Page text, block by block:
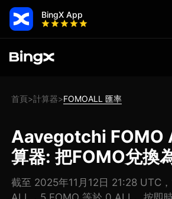
BingX App
首頁>計算器>FOMOALL 匯率
Aavegotchi FOMO
算器: 把FOMO兌換
截至 2025年11月12日 21:28 UTC